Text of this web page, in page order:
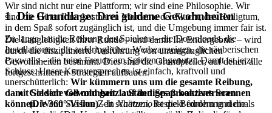
1. Die Grundlage: Drei goldene Gewohnheiten
Die Langlebigkeit Ihrer Runde – und damit Ihr Endergebnis – wird
durch die disziplinierte Ausführung von unumgänglichen
Gewohnheiten bestimmt. Dies sind die Grundpfeiler, auf denen alle
fortgeschrittenen Strategien aufbauen.
Goldene Gewohnheit 1: Ständiges proaktives Scannen
(Die 360°-Vision)- InNaatur.ioist die Bedrohung niemals
Wir sind nicht nur eine Plattform; wir sind eine Philosophie. Wir
sind die Hüter Ihrer kostbaren Momente der Flucht, das Heiligtum,
in dem Spaß sofort zugänglich ist, und die Umgebung immer fair ist.
Zu lange hat die Reibung des Spielens – die Downloads, die
Installationen, die aufdringlichen Werbeanzeigen, die räuberischen
Paywalls – die reine Freude am Spielen abgenutzt. Damit ist jetzt
Schluss. Unser Kernversprechen ist einfach, kraftvoll und
unerschütterlich: Wir kümmern uns um die gesamte Reibung,
damit Sie sich voll und ganz auf den Spaß konzentrieren
können.Wenn Sie Ihre Zeit schätzen, Respekt fordern und die